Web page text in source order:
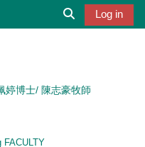
Log in
婷博士/ 陳志豪牧師
FACULTY